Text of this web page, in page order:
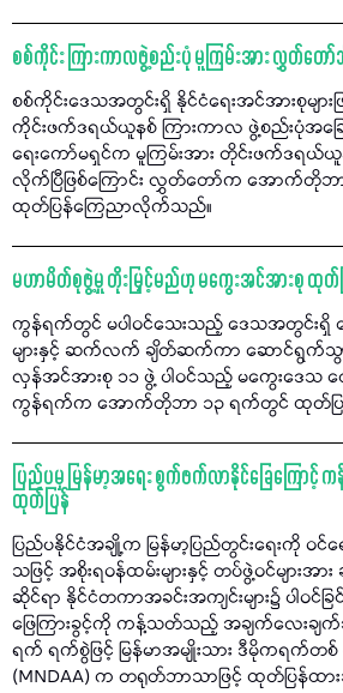
စစ်ကိုင်း ကြားကာလဖွဲ့စည်းပုံ မူကြမ်းအား လွှတ်တေ
စစ်ကိုင်းဒေသအတွင်းရှိ နိုင်ငံရေးအင်အားစုမျာ
ကိုင်းဖက်ဒရယ်ယူနစ် ကြားကာလ ဖွဲ့စည်းပုံအခြေ
ရေးကော်မရှင်က မူကြမ်းအား တိုင်းဖက်ဒရ
လိုက်ပြီဖြစ်ကြောင်း လွှတ်တော်က အောက်တို
ထုတ်ပြန်ကြေညာလိုက်သည်။
မဟာမိတ်စုဖွဲ့မှု တိုးမြှင့်မည်ဟု မကွေးအင်အားစု ထုတ်
ကွန်ရက်တွင် မပါဝင်သေးသည့် ဒေသအတွင်းရှိ
များနှင့် ဆက်လက် ချိတ်ဆက်ကာ ဆောင်ရွက်သွာ
လှန်အင်အားစု ၁၁ ဖွဲ့ ပါဝင်သည့် မကွေးဒေသ တ
ကွန်ရက်က အောက်တိုဘာ ၁၃ ရက်တွင် ထုတ်ပ
ပြည်ပမှ မြန်မာ့အရေး စွက်ဖက်လာနိုင်ခြေကြောင့်
ထုတ်ပြန်
ပြည်ပနိုင်ငံအချို့က မြန်မာ့ပြည်တွင်းရေးကို ဝ
သဖြင့် အစိုးရဝန်ထမ်းများနှင့် တပ်ဖွဲ့ဝင်များအား
ဆိုင်ရာ နိုင်ငံတကာအခင်းအကျင်းများ၌ ပါဝင်ခ
ဖြေကြားခွင့်ကို ကန့်သတ်သည့် အချက်လေးချ
ရက် ရက်စွဲဖြင့် မြန်မာအမျိုးသား ဒီမိုကရက်
(MNDAA) က တရုတ်ဘာသာဖြင့် ထုတ်ပြန်ထာ